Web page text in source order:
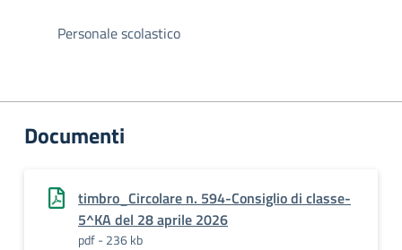
Personale scolastico
Documenti
timbro_Circolare n. 594-Consiglio di classe-
5^KA del 28 aprile 2026
pdf - 236 kb